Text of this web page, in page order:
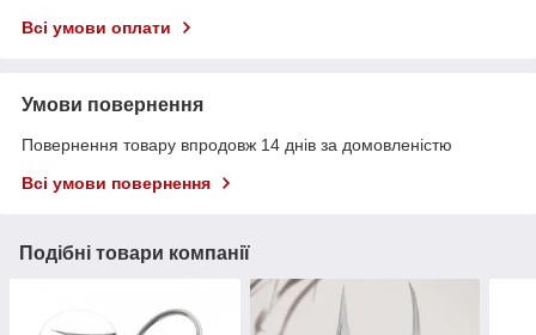
Всі умови оплати
Умови повернення
Повернення товару впродовж 14 днів за домовленістю
Всі умови повернення
Подібні товари компанії